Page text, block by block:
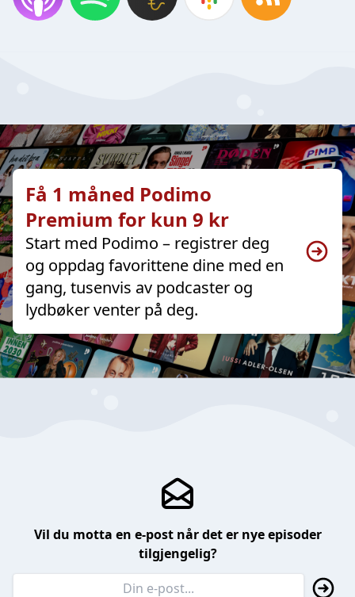
Få 1 måned Podimo
Premium for kun 9 kr
Start med Podimo – registrer deg
og oppdag favorittene dine med en
gang, tusenvis av podcaster og
lydbøker venter på deg.
Vil du motta en e-post når det er nye episoder
tilgjengelig?